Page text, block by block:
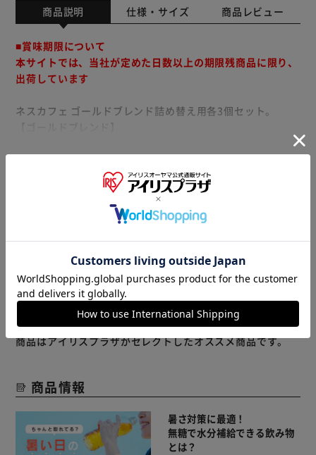
商品説明 仕様・サイズ 商品レビュー
■賞味期限について
本サイトでは、当社が定めた日数以上の期限残商品に限り、
出荷しています
ネスカフェ ゴールドブレンド詰め替え用各3個セット。
上質な香りとマイルドな味わいを楽しめるレギュラーソリュ
【ゴールドブレンドコク深め】
上質な香りとコク深めでしっかりした味わい。
【ゴールドブレンド香り華やぐ】
華やかな香りとフルーティな味わい。
※製品は予告なく仕様を変更する場合がございます。あらか
じめご了承ください。
※当商品はお取り寄せ品の為、在庫の確認及び商品のお届け
までお時間を頂く場合がございます。
また、商品がメーカーにて完売となっていた場合、キャンセ
ル又は注文内容の変更をお願いいたしております。
予めご了承くださいますようお願いいたします。■こちらの
商品はアイリスプラザがセレクトしたオススメ商品です。
商品情報
暑さ対策に最適！
無糖で水分補給できる飲み物
とは？